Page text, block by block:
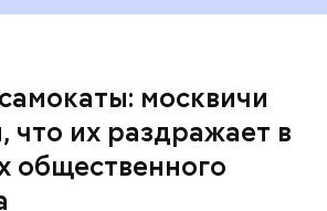
москвичи
что их раздражает в
общественного
раздражает, когда пытаешься
а люди стоят прямо по
приходится их толкать, а они
что очень бестактно, —
55 лет.